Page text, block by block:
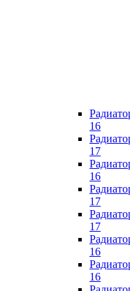
16
17
16
17
17
16
16